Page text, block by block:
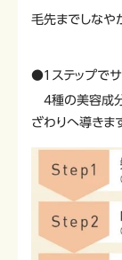
毛先までしなや
●１ステップで
4種の美容成分
ざわりへ導きま